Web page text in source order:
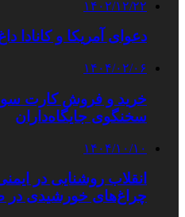
۱۴۰۲/۱۲/۲۲
دعوای آمریکا و کانادا
۱۴۰۴/۰۲/۰۶
خرید و فروش کارت
سخنگوی جایگاه‌داران
۱۴۰۴/۱۰/۱۰
انقلاب روشنایی در
چراغ‌های خورشیدی در